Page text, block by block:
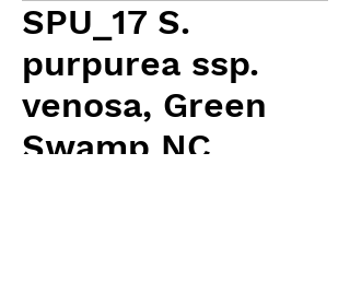
SPU_17 S.
purpurea ssp.
venosa, Green
Swamp NC